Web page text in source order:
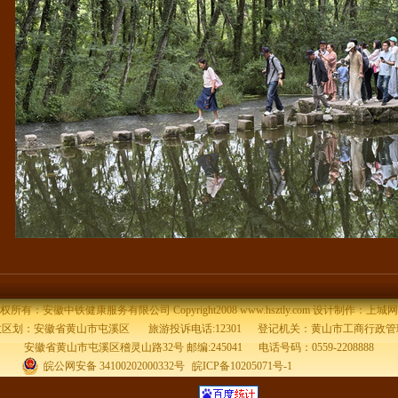
所有：安徽中铁健康服务有限公司 Copyright2008www.hsztly.com设计制作：上城
区划：安徽省黄山市屯溪区 旅游投诉电话:12301 登记机关：黄山市工商行政管
安徽省黄山市屯溪区稽灵山路32号 邮编:245041
电话号码：0559-2208888
皖公网安备 34100202000332号 皖ICP备10205071号-1